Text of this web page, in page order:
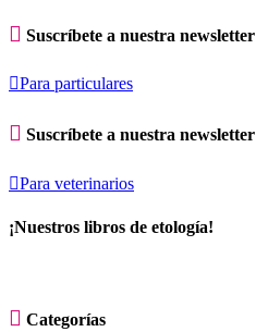
 Suscríbete a nuestra newsletter
Para particulares
 Suscríbete a nuestra newsletter
Para veterinarios
¡Nuestros libros de etología!
 Categorías